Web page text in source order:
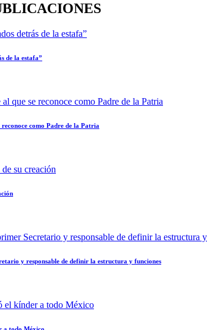
de la estafa”
como Padre de la Patria
y responsable de definir la estructura y funciones